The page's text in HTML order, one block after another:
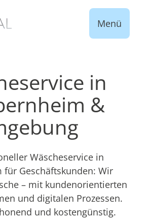
Menü
in
&
Wäscheservice in
für Geschäftskunden: Wir
– mit kundenorientierten
und digitalen Prozessen.
und kostengünstig.